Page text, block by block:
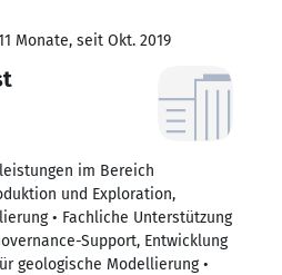
Monate, seit Okt. 2019
im Bereich
und Exploration,
• Fachliche Unterstützung
Support, Entwicklung
geologische Modellierung •